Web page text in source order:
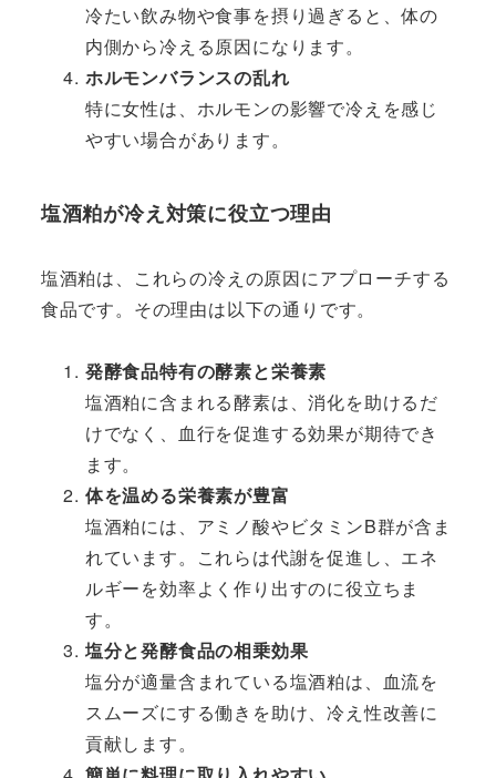
冷たい飲み物や食事を摂り過ぎると、体の
内側から冷える原因になります。
ホルモンバランスの乱れ
特に女性は、ホルモンの影響で冷えを感じ
やすい場合があります。
塩酒粕が冷え対策に役立つ理由
塩酒粕は、これらの冷えの原因にアプローチする
食品です。その理由は以下の通りです。
発酵食品特有の酵素と栄養素
塩酒粕に含まれる酵素は、消化を助けるだ
けでなく、血行を促進する効果が期待でき
ます。
体を温める栄養素が豊富
塩酒粕には、アミノ酸やビタミンB群が含ま
れています。これらは代謝を促進し、エネ
ルギーを効率よく作り出すのに役立ちま
す。
塩分と発酵食品の相乗効果
塩分が適量含まれている塩酒粕は、血流を
スムーズにする働きを助け、冷え性改善に
貢献します。